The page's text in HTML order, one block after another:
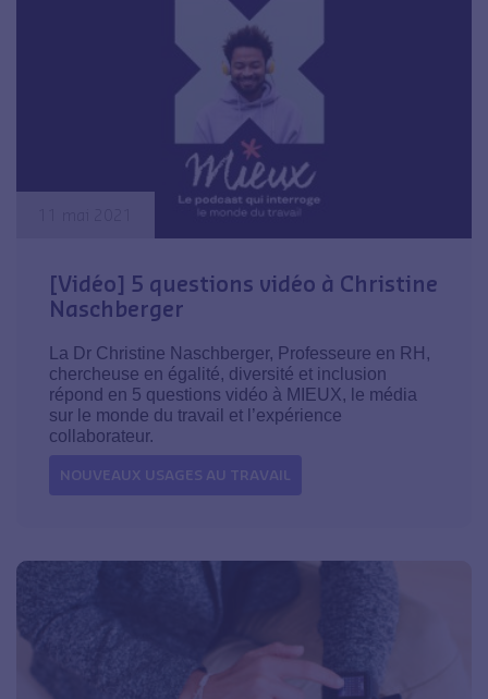
[Vidéo] 5 questions vidéo à Christine
Naschberger
La Dr Christine Naschberger, Professeure en RH,
chercheuse en égalité, diversité et inclusion​​
répond en 5 questions vidéo à MIEUX, le média
sur le monde du travail et l’expérience
collaborateur.
NOUVEAUX USAGES AU TRAVAIL